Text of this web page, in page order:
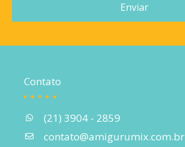
Enviar
Contato
(21) 3904 - 2859
contato@amigurumix.com.br